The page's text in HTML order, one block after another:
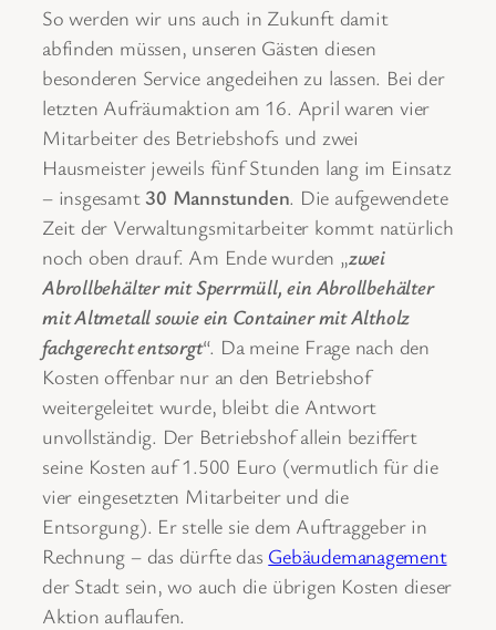
So werden wir uns auch in Zukunft damit
abfinden müssen, unseren Gästen diesen
besonderen Service angedeihen zu lassen. Bei der
letzten Aufräumaktion am 16. April waren vier
Mitarbeiter des Betriebshofs und zwei
Hausmeister jeweils fünf Stunden lang im Einsatz
– insgesamt30 Mannstunden. Die aufgewendete
Zeit der Verwaltungsmitarbeiter kommt natürlich
noch oben drauf. Am Ende wurden „zwei
Abrollbehälter mit Sperrmüll, ein Abrollbehälter
mit Altmetall sowie ein Container mit Altholz
fachgerecht entsorgt“. Da meine Frage nach den
Kosten offenbar nur an den Betriebshof
weitergeleitet wurde, bleibt die Antwort
unvollständig. Der Betriebshof allein beziffert
seine Kosten auf 1.500 Euro (vermutlich für die
vier eingesetzten Mitarbeiter und die
Entsorgung). Er stelle sie dem Auftraggeber in
Rechnung – das dürfte das Gebäudemanagement
der Stadt sein, wo auch die übrigen Kosten dieser
Aktion auflaufen.